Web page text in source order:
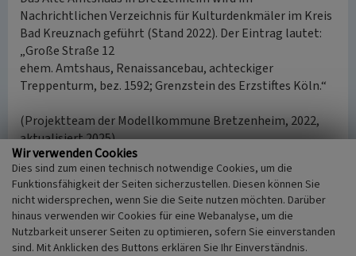
Nachrichtlichen Verzeichnis für Kulturdenkmäler im Kreis
Bad Kreuznach geführt (Stand 2022). Der Eintrag lautet:
„Große Straße 12
ehem. Amtshaus, Renaissancebau, achteckiger
Treppenturm, bez. 1592; Grenzstein des Erzstiftes Köln.“
(Projektteam der Modellkommune Bretzenheim, 2022,
aktualisiert 2025)
Literatur
Generaldirektion Kulturelles Erbe Rheinland-Pfalz
(Hrsg.) (2023) Nachrichtliches Verzeichnis der
Kulturdenkmäler, Kreis Bad Kreuznach.
Wir verwenden Cookies
Dies sind zum einen technisch notwendige Cookies, um die
Funktionsfähigkeit der Seiten sicherzustellen. Diesen können Sie
nicht widersprechen, wenn Sie die Seite nutzen möchten. Darüber
hinaus verwenden wir Cookies für eine Webanalyse, um die
Nutzbarkeit unserer Seiten zu optimieren, sofern Sie einverstanden
sind. Mit Anklicken des Buttons erklären Sie Ihr Einverständnis.